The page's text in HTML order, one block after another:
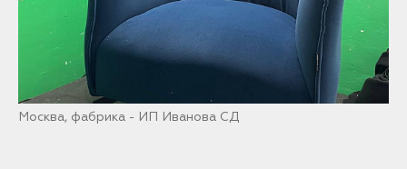
Москва, фабрика - ИП Иванова СД